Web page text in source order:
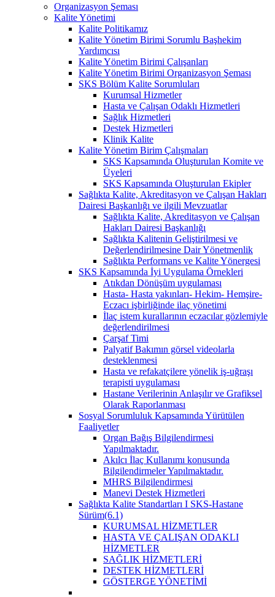
Organizasyon Şeması
Kalite Yönetimi
Kalite Politikamız
Kalite Yönetim Birimi Sorumlu Başhekim
Yardımcısı
Kalite Yönetim Birimi Çalışanları
Kalite Yönetim Birimi Organizasyon Şeması
SKS Bölüm Kalite Sorumluları
Kurumsal Hizmetler
Hasta ve Çalışan Odaklı Hizmetleri
Sağlık Hizmetleri
Destek Hizmetleri
Klinik Kalite
Kalite Yönetim Birim Çalışmaları
SKS Kapsamında Oluşturulan Komite ve
Üyeleri
SKS Kapsamında Oluşturulan Ekipler
Sağlıkta Kalite, Akreditasyon ve Çalışan Hakları
Dairesi Başkanlığı ve ilgili Mevzuatlar
Sağlıkta Kalite, Akreditasyon ve Çalışan
Hakları Dairesi Başkanlığı
Sağlıkta Kalitenin Geliştirilmesi ve
Değerlendirilmesine Dair Yönetmenlik
Sağlıkta Performans ve Kalite Yönergesi
SKS Kapsamında İyi Uygulama Örnekleri
Atıkdan Dönüşüm uygulaması
Hasta- Hasta yakınları- Hekim- Hemşire-
Eczacı işbirliğinde ilaç yönetimi
İlaç istem kurallarının eczacılar gözlemiyle
değerlendirilmesi
Çarşaf Timi
Palyatif Bakımın görsel videolarla
desteklenmesi
Hasta ve refakatçilere yönelik iş-uğraşı
terapisti uygulaması
Hastane Verilerinin Anlaşılır ve Grafiksel
Olarak Raporlanması
Sosyal Sorumluluk Kapsamında Yürütülen
Faaliyetler
Organ Bağış Bilgilendirmesi
Yapılmaktadır.
Akılcı İlaç Kullanımı konusunda
Bilgilendirmeler Yapılmaktadır.
MHRS Bilgilendirmesi
Manevi Destek Hizmetleri
Sağlıkta Kalite Standartları I SKS-Hastane
Sürüm(6.1)
KURUMSAL HİZMETLER
HASTA VE ÇALIŞAN ODAKLI
HİZMETLER
SAĞLIK HİZMETLERİ
DESTEK HİZMETLERİ
GÖSTERGE YÖNETİMİ